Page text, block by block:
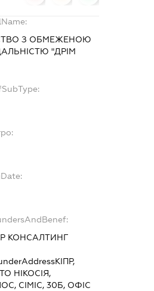
З ОБМЕЖЕНОЮ
"ДРІМ
КОНСАЛТИНГ
КІПР,
НІКОСІЯ,
СІМІС, 30Б, ОФІС